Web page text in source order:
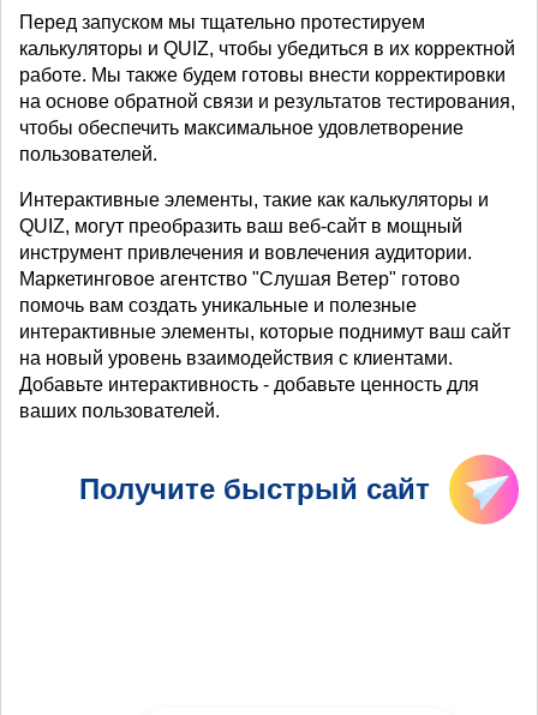
Перед запуском мы тщательно протестируем
калькуляторы и QUIZ, чтобы убедиться в их корректной
работе. Мы также будем готовы внести корректировки
на основе обратной связи и результатов тестирования,
чтобы обеспечить максимальное удовлетворение
пользователей.
Интерактивные элементы, такие как калькуляторы и
QUIZ, могут преобразить ваш веб-сайт в мощный
инструмент привлечения и вовлечения аудитории.
Маркетинговое агентство "Слушая Ветер" готово
помочь вам создать уникальные и полезные
интерактивные элементы, которые поднимут ваш сайт
на новый уровень взаимодействия с клиентами.
Добавьте интерактивность - добавьте ценность для
ваших пользователей.
Получите быстрый сайт